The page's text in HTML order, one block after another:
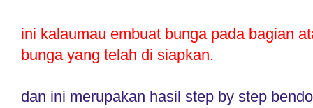
ini kalaumau embuat bunga pada bagian
bunga yang telah di siapkan.
dan ini merupakan hasil step by step